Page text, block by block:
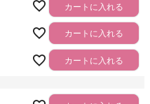
カートに入れる
カートに入れる
カートに入れる